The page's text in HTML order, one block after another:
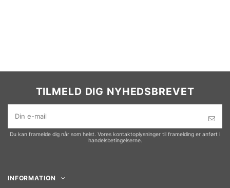
TILMELD DIG NYHEDSBREVET
Du kan framelde dig når som helst. Vores kontaktoplysninger til framelding er anført i
handelsbetingelserne.
INFORMATION